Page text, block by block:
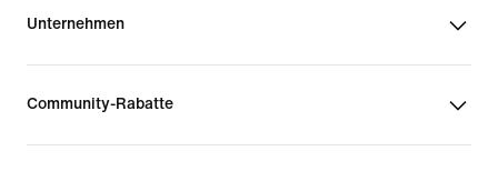
Unternehmen
Community-Rabatte